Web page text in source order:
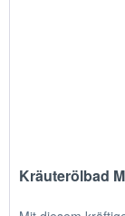
Kräuterölbad